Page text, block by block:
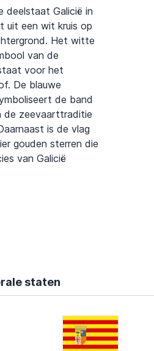
deelstaat Galicië in
uit een wit kruis op
Het witte
van de
voor het
De blauwe
de band
de zeevaarttraditie
is de vlag
gouden sterren die
van Galicië
staten